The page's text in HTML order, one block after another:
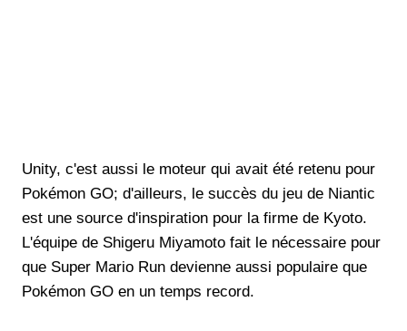
Unity, c'est aussi le moteur qui avait été retenu pour
Pokémon GO; d'ailleurs, le succès du jeu de Niantic
est une source d'inspiration pour la firme de Kyoto.
L'équipe de Shigeru Miyamoto fait le nécessaire pour
que Super Mario Run devienne aussi populaire que
Pokémon GO en un temps record.